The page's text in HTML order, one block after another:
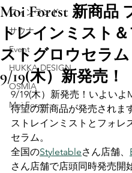
フィンランド
サウナ
Event
HUKKA DESIGN
OSMIA
Moi Forest
Moi Forest 新商品
トレインミスト
ストグロウセラ
9/19(木）新発売！
9/19(木）新発売！いよいよ
待望の新商品が発売されま
ストレインミストとフォレ
セラム。
全国のStyletableさん店舗、
さん店舗で店頭同時発売開